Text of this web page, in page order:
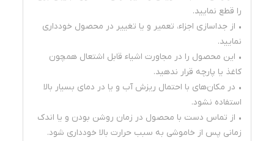
را قطع نمایید.
• از جداسازی اجزاء، تعمیر و یا تغییر در محصول خودداری
نمایید.
• این محصول را در مجاورت اشیاء قابل اشتعال همچون
کاغذ یا پارچه قرار ندهید.
• در مکان‌های با احتمال ریزش آب و یا در دمای بسیار بالا
استفاده نشود.
• از تماس دست با محصول در زمان روشن بودن و یا اندک
زمانی پس از خاموشی به سبب حرارت بالا خودداری شود.